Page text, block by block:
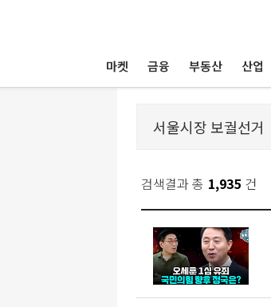
마켓 금융 부동산 산업
검색결과 총 1,935 건